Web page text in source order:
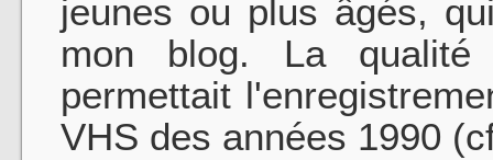
jeunes ou plus âgés,
mon blog. La
permettait
VHS des années 1990